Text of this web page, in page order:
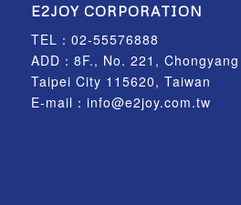
E2JOY CORPORATION
TEL： 02-55576888
ADD：8F., No. 221,
Taipei City 115620, Taiwan
E-mail： info@e2joy.com.tw